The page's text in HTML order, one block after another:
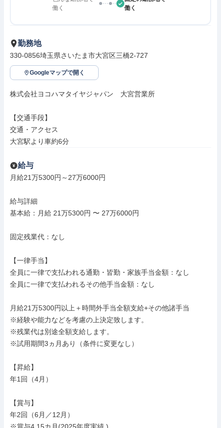
働く
働く
勤務地
330-0856埼玉県さいたま市大宮区三橋2-727
Googleマップで開く
株式会社ヨコハマタイヤジャパン　大宮営業所
【交通手段】
交通・アクセス
大宮駅より車約6分
給与
月給21万5300円～27万6000円
給与詳細
基本給：月給 21万5300円 〜 27万6000円
固定残業代：なし
【一律手当】
全員に一律で支払われる通勤・皆勤・家族手当金額：なし
全員に一律で支払われるその他手当金額：なし
月給21万5300円以上＋時間外手当全額支給+その他諸手当
※経験や能力などを考慮の上決定致します。
※残業代は別途全額支給します。
※試用期間3ヵ月あり（条件に変更なし）
【昇給】
年1回（4月）
【賞与】
年2回（6月／12月）